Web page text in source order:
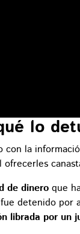
lo
con la
ofrecerles
de dinero que
detenido por
librada por un